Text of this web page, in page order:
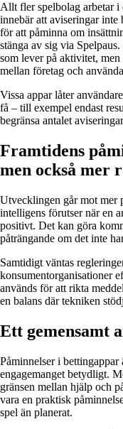
Allt fler spelbolag arbetar i
innebär att aviseringar inte
för att påminna om
stänga av sig via
som lever på aktivitet,
mellan företag och
Vissa appar låter
få – till exempel endast
begränsa antalet
Framtidens
men också mer
Utvecklingen går mot mer
intelligens förutser när en
positivt. Det kan göra
påträngande om det inte
Samtidigt väntas
konsumentorganisationer
används för att rikta
en balans där tekniken
Ett gemensamt
Påminnelser i
engagemanget betydligt.
gränsen mellan hjälp och
vara en praktisk
spel än planerat.